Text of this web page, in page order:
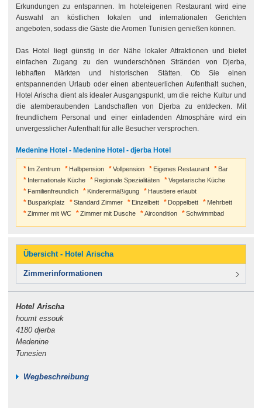
Erkundungen zu entspannen. Im hoteleigenen Restaurant wird eine
Auswahl an köstlichen lokalen und internationalen Gerichten
angeboten, sodass die Gäste die Aromen Tunisien genießen können.
Das Hotel liegt günstig in der Nähe lokaler Attraktionen und bietet
einfachen Zugang zu den wunderschönen Stränden von Djerba,
lebhaften Märkten und historischen Stätten. Ob Sie einen
entspannenden Urlaub oder einen abenteuerlichen Aufenthalt suchen,
Hotel Arischa dient als idealer Ausgangspunkt, um die reiche Kultur und
die atemberaubenden Landschaften von Djerba zu entdecken. Mit
freundlichem Personal und einer einladenden Atmosphäre wird ein
unvergesslicher Aufenthalt für alle Besucher versprochen.
Medenine Hotel - Medenine Hotel - djerba Hotel
Im Zentrum Halbpension Vollpension Eigenes Restaurant
Bar
Internationale Küche
Regionale Spezialitäten
Vegetarische Küche
Familienfreundlich
Kinderermäßigung
Haustiere erlaubt
Busparkplatz
Standard Zimmer Einzelbett Doppelbett
Mehrbett
Zimmer mit WC
Zimmer mit Dusche Aircondition Schwimmbad
Übersicht - Hotel Arischa
Zimmerinformationen
Hotel Arischa
houmt essouk
4180 djerba
Medenine
Tunesien
Wegbeschreibung